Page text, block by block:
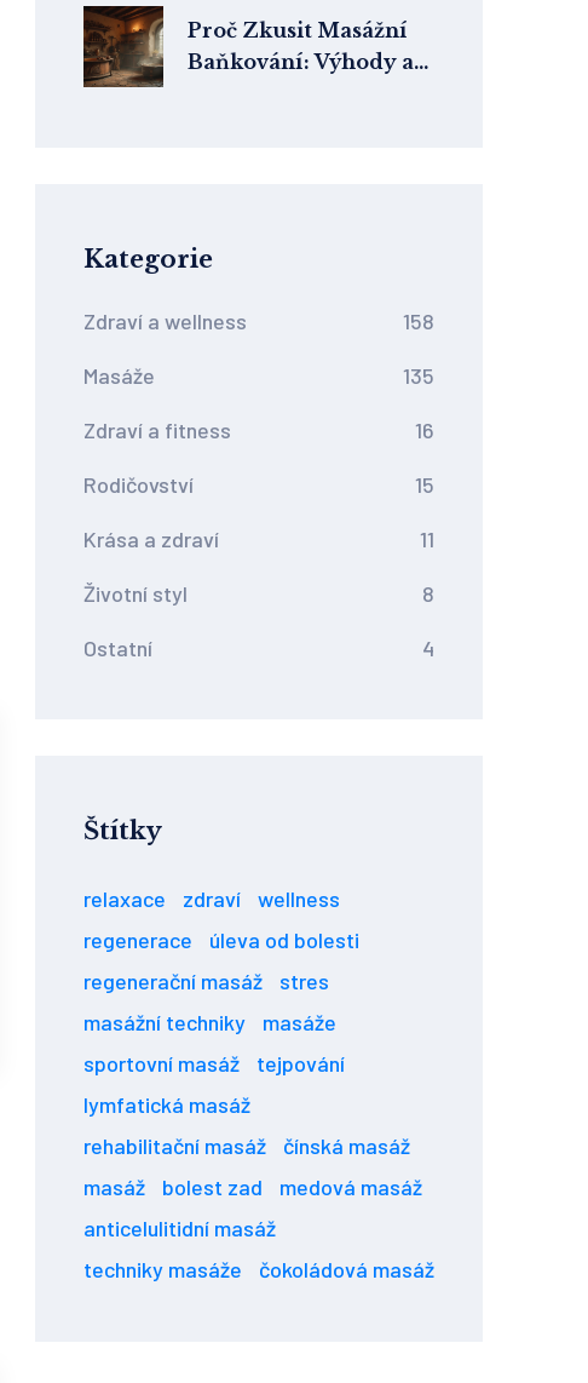
Proč Zkusit Masážní
Baňkování: Výhody a
Kategorie
Zdraví a wellness 158
Masáže 135
Zdraví a fitness 16
Rodičovství 15
Krása a zdraví 11
Životní styl 8
Ostatní 4
Štítky
relaxace zdraví
wellness
regenerace
úleva od bolesti
regenerační masáž
stres
masážní techniky
masáže
sportovní masáž
tejpování
lymfatická masáž
rehabilitační masáž
čínská masáž
masáž
bolest zad
medová masáž
anticelulitidní masáž
techniky masáže
čokoládová masáž